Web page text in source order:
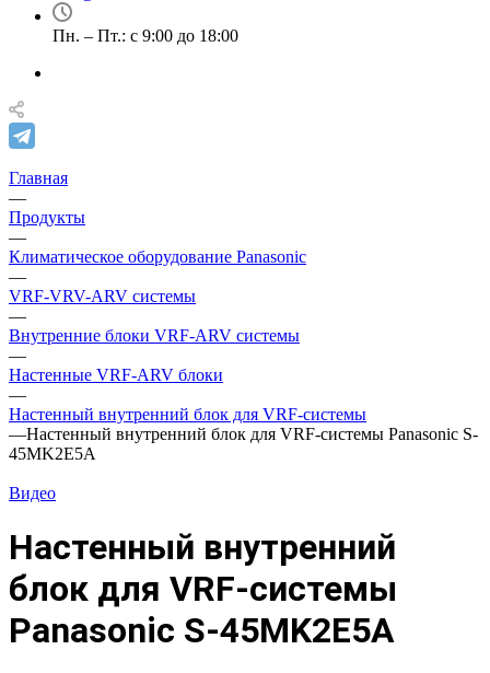
Пн. – Пт.: с 9:00 до 18:00
Главная
—
Продукты
—
Климатическое оборудование Panasonic
—
VRF-VRV-ARV системы
—
Внутренние блоки VRF-ARV системы
—
Настенные VRF-ARV блоки
—
Настенный внутренний блок для VRF-системы
—Настенный внутренний блок для VRF-системы Panasonic S-
45MK2E5A
Видео
Настенный внутренний
блок для VRF-системы
Panasonic S-45MK2E5A